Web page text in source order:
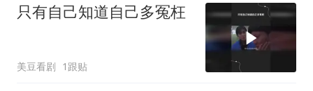
只有自己知道自己多冤枉
美豆看剧 1跟贴